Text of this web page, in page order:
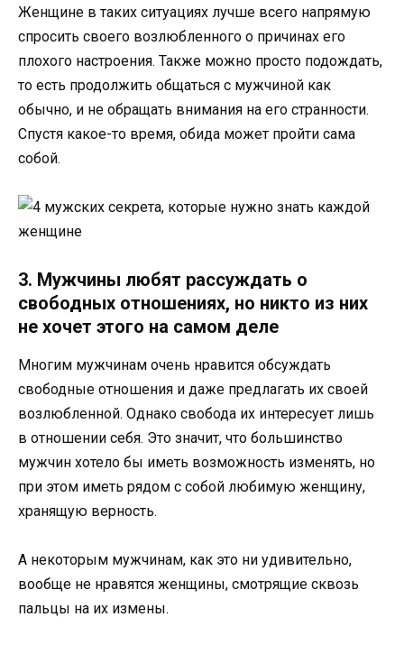
Женщине в таких ситуациях лучше всего напрямую
спросить своего возлюбленного о причинах его
плохого настроения. Также можно просто подождать,
то есть продолжить общаться с мужчиной как
обычно, и не обращать внимания на его странности.
Спустя какое-то время, обида может пройти сама
собой.
3. Мужчины любят рассуждать о
свободных отношениях, но никто из них
не хочет этого на самом деле
Многим мужчинам очень нравится обсуждать
свободные отношения и даже предлагать их своей
возлюбленной. Однако свобода их интересует лишь
в отношении себя. Это значит, что большинство
мужчин хотело бы иметь возможность изменять, но
при этом иметь рядом с собой любимую женщину,
хранящую верность.
А некоторым мужчинам, как это ни удивительно,
вообще не нравятся женщины, смотрящие сквозь
пальцы на их измены.